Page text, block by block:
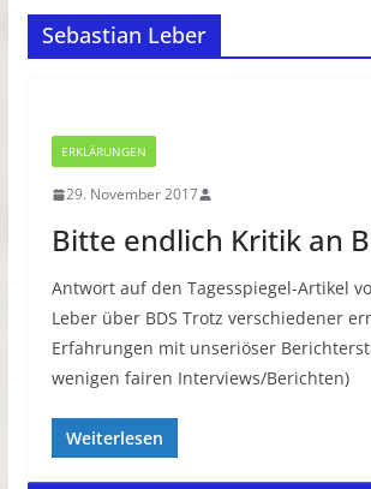
Sebastian Leber
ERKLÄRUNGEN
29. November 2017
Bitte endlich Kritik an
Antwort auf den Tagesspiegel-Artikel
Leber über BDS Trotz verschiedener
Erfahrungen mit unseriöser
wenigen fairen Interviews/Berichten)
Weiterlesen